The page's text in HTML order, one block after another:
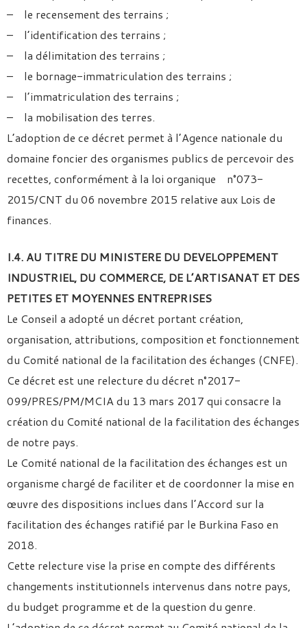
– le recensement des terrains ;
– l’identification des terrains ;
– la délimitation des terrains ;
– le bornage-immatriculation des terrains ;
– l’immatriculation des terrains ;
– la mobilisation des terres.
L’adoption de ce décret permet à l’Agence nationale du
domaine foncier des organismes publics de percevoir des
recettes, conformément à la loi organique n°073-
2015/CNT du 06 novembre 2015 relative aux Lois de
finances.
I.4. AU TITRE DU MINISTERE DU DEVELOPPEMENT
INDUSTRIEL, DU COMMERCE, DE L’ARTISANAT ET DES
PETITES ET MOYENNES ENTREPRISES
Le Conseil a adopté un décret portant création,
organisation, attributions, composition et fonctionnement
du Comité national de la facilitation des échanges (CNFE).
Ce décret est une relecture du décret n°2017-
099/PRES/PM/MCIA du 13 mars 2017 qui consacre la
création du Comité national de la facilitation des échanges
de notre pays.
Le Comité national de la facilitation des échanges est un
organisme chargé de faciliter et de coordonner la mise en
œuvre des dispositions inclues dans l’Accord sur la
facilitation des échanges ratifié par le Burkina Faso en
2018.
Cette relecture vise la prise en compte des différents
changements institutionnels intervenus dans notre pays,
du budget programme et de la question du genre.